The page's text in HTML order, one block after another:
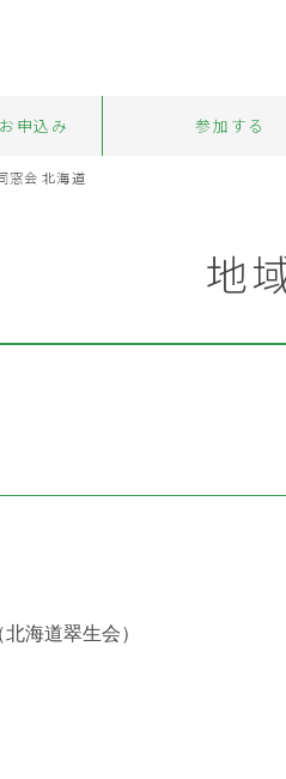
申込み 参加する
窓会 北海道
地
海道翠生会）